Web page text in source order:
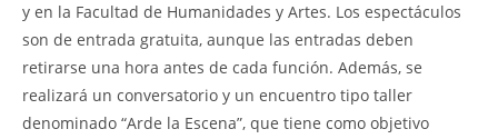
y en la Facultad de Humanidades y Artes. Los espectáculos
son de entrada gratuita, aunque las entradas deben
retirarse una hora antes de cada función. Además, se
realizará un conversatorio y un encuentro tipo taller
denominado “Arde la Escena”, que tiene como objetivo